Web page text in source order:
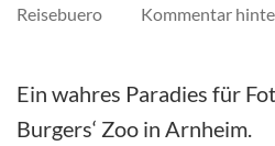
Reisebuero
Kommentar
Ein wahres Paradies für
Burgers‘ Zoo in Arnheim.